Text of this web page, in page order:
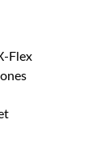
Flex